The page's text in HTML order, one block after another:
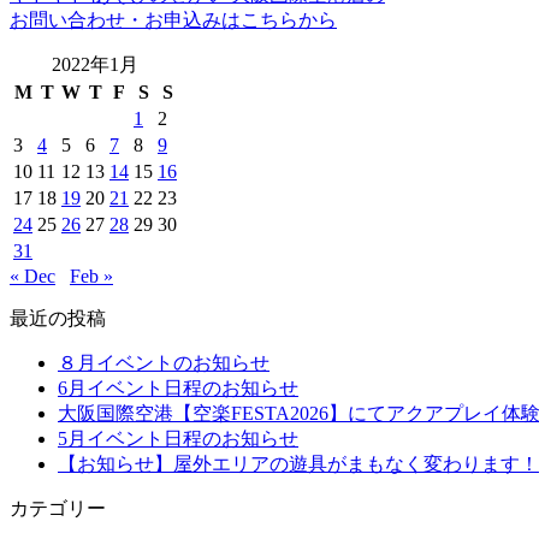
お問い合わせ・お申込みはこちらから
2022年1月
M T W T F S
S
1
2
3
4 5 6 7 8
9
10 11 12 13 14 15 16
17 18 19 20 21 22 23
24 25 26 27 28 29 30
31
« Dec
Feb »
最近の投稿
８月イベントのお知らせ
6月イベント日程のお知らせ
大阪国際空港【空楽FESTA2026】にてアクアプレイ体験
5月イベント日程のお知らせ
【お知らせ】屋外エリアの遊具がまもなく変わります！
カテゴリー